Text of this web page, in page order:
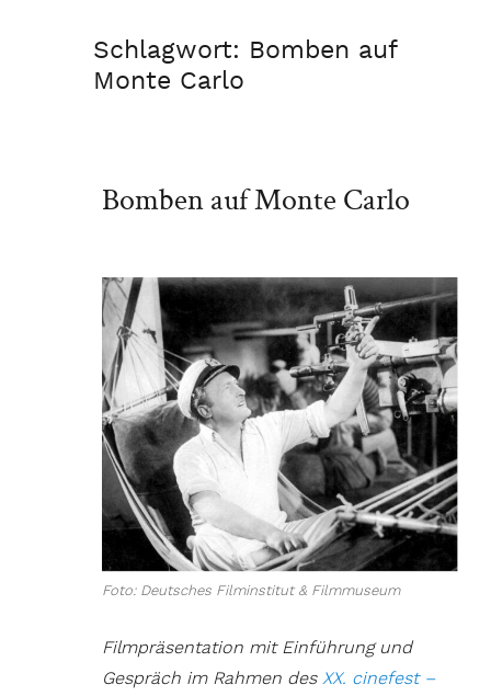
Schlagwort: Bomben auf
Monte Carlo
Bomben auf Monte Carlo
Foto: Deutsches Filminstitut & Filmmuseum
Filmpräsentation mit Einführung und
Gespräch im Rahmen desXX. cinefest –